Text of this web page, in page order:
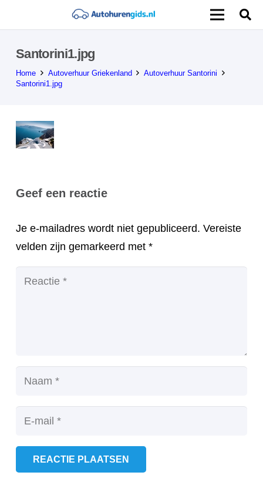
Santorini1.jpg
Home Autoverhuur Griekenland
Autoverhuur Santorini
Santorini1.jpg
Geef een reactie
Je e-mailadres wordt niet gepubliceerd. Vereiste
velden zijn gemarkeerd met *
REACTIE PLAATSEN